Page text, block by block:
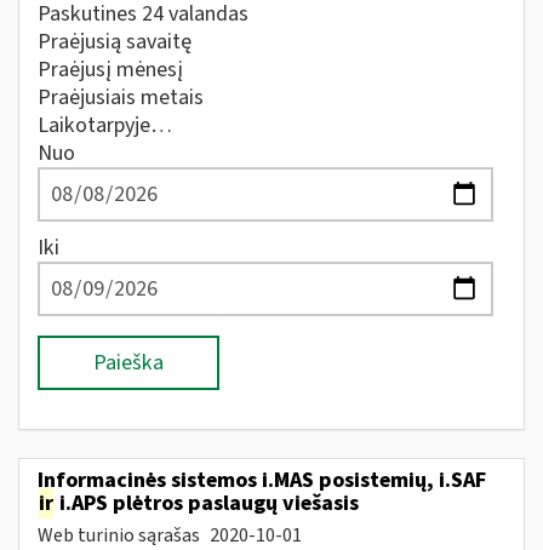
Paskutines 24 valandas
Praėjusią savaitę
Praėjusį mėnesį
Praėjusiais metais
Laikotarpyje…
Nuo
Iki
Paieška
Informacinės sistemos i.MAS posistemių, i.SAF
ir i.APS plėtros paslaugų viešasis
Web turinio sąrašas 2020-10-01